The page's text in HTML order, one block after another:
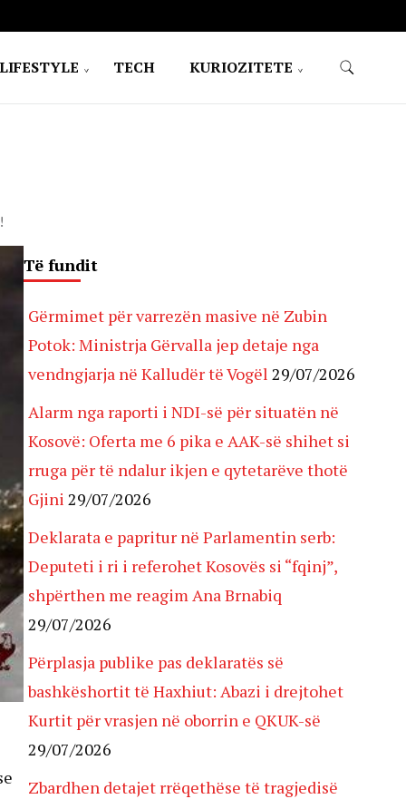
LIFESTYLE TECH KURIOZITETE
Të fundit
Gërmimet për varrezën masive në Zubin
Potok: Ministrja Gërvalla jep detaje nga
vendngjarja në Kalludër të Vogël 29/07/2026
Alarm nga raporti i NDI-së për situatën në
Kosovë: Oferta me 6 pika e AAK-së shihet si
rruga për të ndalur ikjen e qytetarëve thotë
Gjini 29/07/2026
Deklarata e papritur në Parlamentin serb:
Deputeti i ri i referohet Kosovës si “fqinj”,
shpërthen me reagim Ana Brnabiq
29/07/2026
Përplasja publike pas deklaratës së
bashkëshortit të Haxhiut: Abazi i drejtohet
Kurtit për vrasjen në oborrin e QKUK-së
29/07/2026
Zbardhen detajet rrëqethëse të tragjedisë